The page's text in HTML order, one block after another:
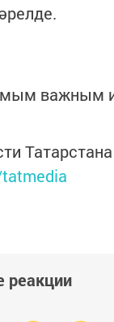
важным
реакции